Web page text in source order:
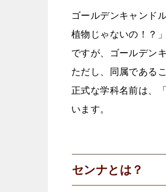
ゴールデンキャンド
植物じゃないの！？
ですが、ゴールデン
ただし、同属である
正式な学科名前は、
います。
センナとは？